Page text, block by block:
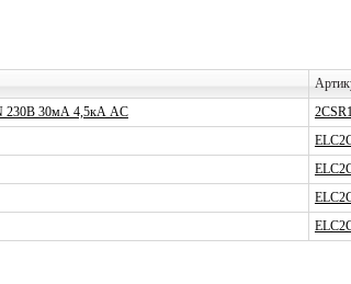
230В 30мА 4,5кА AC